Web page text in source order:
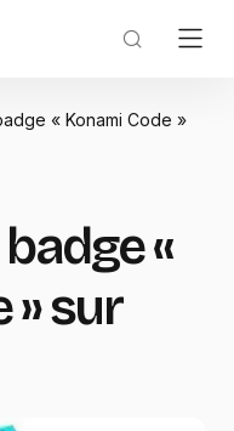
« Konami Code »
«
» sur